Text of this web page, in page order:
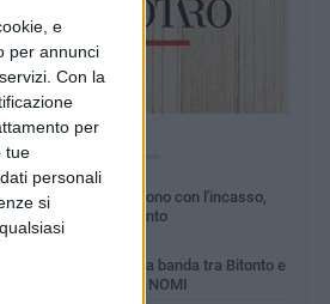
e
per annunci
Con la
per
tue
personali
si
SETTIMANA
4 AGOSTO
di bastoni fuggono con l'incasso,
rapina in un bar di Bitonto
Furti d'auto, scoperta la banda tra Bitonto e
Cerignola: 13 arresti, I NOMI